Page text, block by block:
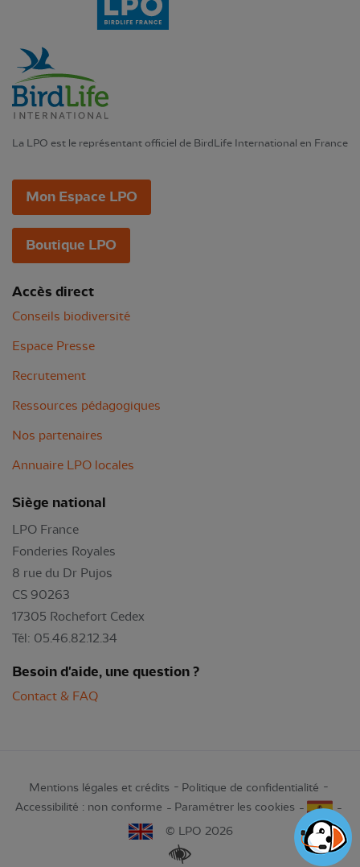
La LPO est le représentant officiel de BirdLife International en France
Mon Espace LPO
Boutique LPO
Accès direct
Conseils biodiversité
Espace Presse
Recrutement
Ressources pédagogiques
Nos partenaires
Annuaire LPO locales
Siège national
LPO France
Fonderies Royales
8 rue du Dr Pujos
CS 90263
17305 Rochefort Cedex
Tél: 05.46.82.12.34
Besoin d'aide, une question ?
Contact & FAQ
Mentions légales et crédits
Politique de confidentialité
Accessibilité : non conforme
Paramétrer les cookies
© LPO 2026